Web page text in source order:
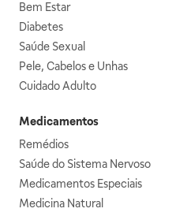
Bem Estar
Diabetes
Saúde Sexual
Pele, Cabelos e Unhas
Cuidado Adulto
Medicamentos
Remédios
Saúde do Sistema Nervoso
Medicamentos Especiais
Medicina Natural